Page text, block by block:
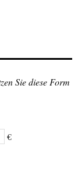
Sie diese Form
€